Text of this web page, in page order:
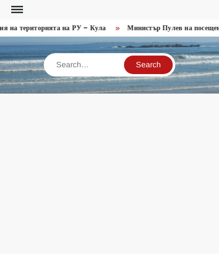
Skip
content
територията на РУ – Кула Министър Пулев на
Search